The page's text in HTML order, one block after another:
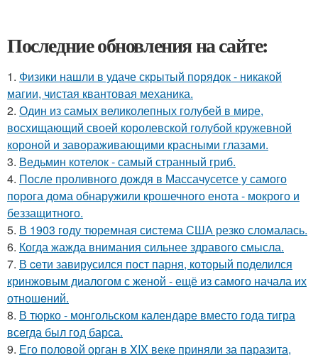
Последние обновления на сайте:
1. Физики нашли в удаче скрытый порядок - никакой
магии, чистая квантовая механика.
2. Один из самых великолепных голубей в мире,
восхищающий своей королевской голубой кружевной
короной и завораживающими красными глазами.
3. Ведьмин котелок - самый странный гриб.
4. После проливного дождя в Массачусетсе у самого
порога дома обнаружили крошечного енота - мокрого и
беззащитного.
5. В 1903 году тюремная система США резко сломалась.
6. Когда жажда внимания сильнее здравого смысла.
7. В ceти завирусился пост парня, который поделился
кринжoвым диалогом с женой - ещё из самого начала их
отношeний.
8. В тюрко - монгольском календаре вместо года тигра
всегда был год барса.
9. Его половой орган в XIX веке приняли за паразита,